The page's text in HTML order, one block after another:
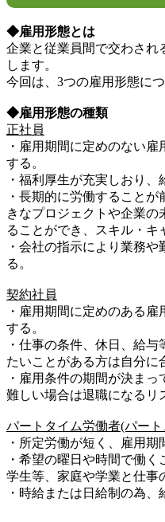
◆雇用形態とは
企業と従業員間で交わされ
します。
今回は、3つの雇用形態に
◆雇用形態の種類
正社員
・雇用期間に定めのない
する。
・福利厚生が充実しおり、
・長期的に労働すること
きなプロジェクトや企業の
ることができ、スキル・キ
・会社の指示により業務
る。
契約社員
・雇用期間に定めのある
する。
・仕事の条件、休日、給
たいことがある方は自分に
・雇用条件の期間が決ま
難しい場合は退職になるリ
パートタイム労働者(パー
・所定労働が短く、雇用期
・希望の曜日や時間で働
学生等、家庭や学業と仕事
・時給または日給制の為、